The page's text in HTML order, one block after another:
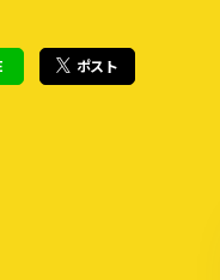
ポスト